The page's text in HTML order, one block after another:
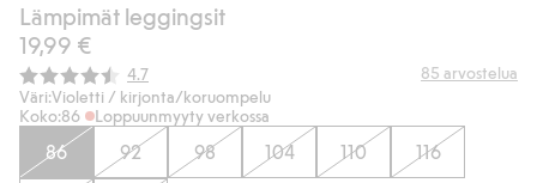
Lämpimät leggingsit
19,99 €
Keskimääräinen luokitus:
4.7 85 arvostelua
Väri:Violetti / kirjonta/koruompelu
Koko:86 Loppuunmyyty verkossa
86 92 98 104 110 116